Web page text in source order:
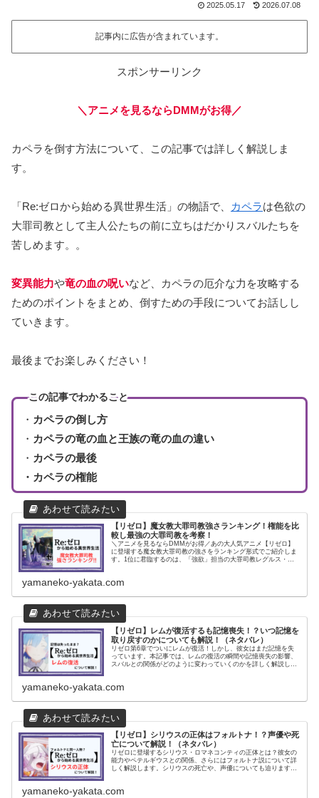
2025.05.17 2026.07.08
記事内に広告が含まれています。
スポンサーリンク
＼アニメを見るならDMMがお得／
カペラを倒す方法について、この記事では詳しく解説しま
す。
「Re:ゼロから始める異世界生活」の物語で、 カペラは色欲の
大罪司教として主人公たちの前に立ちはだかりスバルたちを
苦しめます。。
変異能力や竜の血の呪いなど、カペラの厄介な力を攻略する
ためのポイントをまとめ、倒すための手段についてお話しし
ていきます。
最後までお楽しみください！
この記事でわかること
・ カペラの倒し方
・ カペラの竜の血と王族の竜の血の違い
・ カペラの最後
・カペラの権能
【リゼロ】魔女教大罪司教強さランキング！権能を比
較し最強の大罪司教を考察！
＼アニメを見るならDMMがお得／あの大人気アニメ【リゼロ】
に登場する魔女教大罪司教の強さをランキング形式でご紹介しま
す。1位に君臨するのは、「強欲」担当の大罪司教レグルス・コ
yamaneko-yakata.com
【リゼロ】レムが復活するも記憶喪失！？いつ記憶を
取り戻すのかについても解説！（ネタバレ）
リゼロ第6章でついにレムが復活！しかし、彼女はまだ記憶を失
っています。本記事では、レムの復活の瞬間や記憶喪失の影響、
スバルとの関係がどのように変わっていくのかを詳しく解説しま
yamaneko-yakata.com
【リゼロ】シリウスの正体はフォルトナ！？声優や死
亡について解説！（ネタバレ）
リゼロに登場するシリウス・ロマネコンティの正体とは？彼女の
能力やペテルギウスとの関係、さらにはフォルトナ説について詳
しく解説します。シリウスの死亡や、声優についても迫ります。
yamaneko-yakata.com